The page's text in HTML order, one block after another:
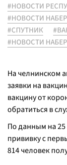
#НОВОСТИ
#НОВОСТИ
#СПУТНИК
#НОВОСТИ
На челнинском
заявки на
вакцину от
обратиться в
По данным на 25
прививку с
814 человек